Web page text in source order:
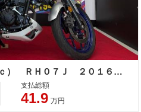
ヤマハ ＭＴ−０３（３２０ｃｃ） ＲＨ０７Ｊ ２０１６年式 社外ステップバー
支払総額
41.9 万円